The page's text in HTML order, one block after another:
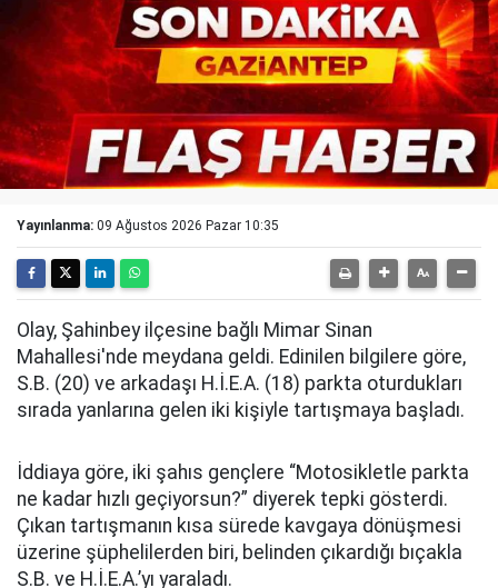
Yayınlanma: 09 Ağustos 2026 Pazar 10:35
Olay, Şahinbey ilçesine bağlı Mimar Sinan
Mahallesi'nde meydana geldi. Edinilen bilgilere göre,
S.B. (20) ve arkadaşı H.İ.E.A. (18) parkta oturdukları
sırada yanlarına gelen iki kişiyle tartışmaya başladı.
İddiaya göre, iki şahıs gençlere “Motosikletle parkta
ne kadar hızlı geçiyorsun?” diyerek tepki gösterdi.
Çıkan tartışmanın kısa sürede kavgaya dönüşmesi
üzerine şüphelilerden biri, belinden çıkardığı bıçakla
S.B. ve H.İ.E.A.’yı yaraladı.